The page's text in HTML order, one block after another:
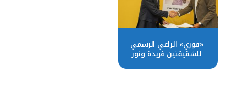
«فوري» الراعي الرسمي
للشقيقتين فريدة ونور